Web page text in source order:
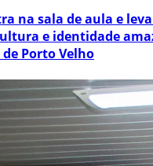
na sala de aula e
e identidade
Porto Velho